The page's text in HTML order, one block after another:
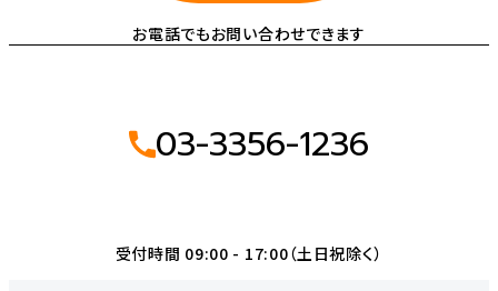
お電話でもお問い合わせできます
03-3356-1236
受付時間 09:00 - 17:00（土日祝除く）